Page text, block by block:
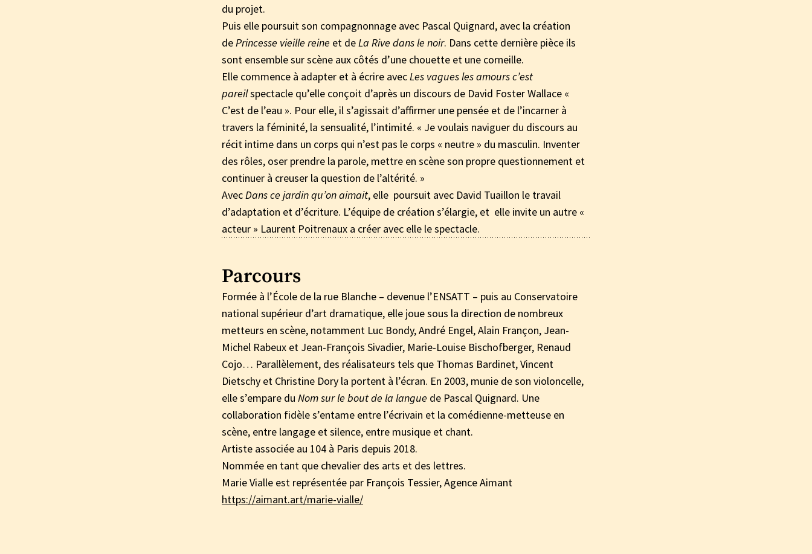
du projet.
Puis elle poursuit son compagnonnage avec Pascal Quignard, avec la création
dePrincesse vieille reine et deLa Rive dans le noir. Dans cette dernière pièce ils
sont ensemble sur scène aux côtés d’une chouette et une corneille.
Elle commence à adapter et à écrire avecLes vagues les amours c’est
pareilspectacle qu’elle conçoit d’après un discours de David Foster Wallace «
C’est de l’eau ». Pour elle, il s’agissait d’affirmer une pensée et de l’incarner à
travers la féminité, la sensualité, l’intimité. « Je voulais naviguer du discours au
récit intime dans un corps qui n’est pas le corps « neutre » du masculin. Inventer
des rôles, oser prendre la parole, mettre en scène son propre questionnement et
continuer à creuser la question de l’altérité. »
AvecDans ce jardin qu’on aimait, elle poursuit avec David Tuaillon le travail
d’adaptation et d’écriture. L’équipe de création s’élargie, et elle invite un autre «
acteur » Laurent Poitrenaux a créer avec elle le spectacle.
Parcours
Formée à l’École de la rue Blanche – devenue l’ENSATT – puis au Conservatoire
national supérieur d’art dramatique, elle joue sous la direction de nombreux
metteurs en scène, notamment Luc Bondy, André Engel, Alain Françon, Jean-
Michel Rabeux et Jean-François Sivadier, Marie-Louise Bischofberger, Renaud
Cojo… Parallèlement, des réalisateurs tels que Thomas Bardinet, Vincent
Dietschy et Christine Dory la portent à l’écran. En 2003, munie de son violoncelle,
elle s’empare du Nom sur le bout de la langue de Pascal Quignard. Une
collaboration fidèle s’entame entre l’écrivain et la comédienne-metteuse en
scène, entre langage et silence, entre musique et chant.
Artiste associée au 104 à Paris depuis 2018.
Nommée en tant que chevalier des arts et des lettres.
Marie Vialle est représentée par François Tessier, Agence Aimant
https://aimant.art/marie-vialle/